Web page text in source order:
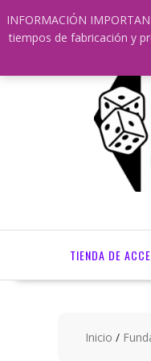
INFORMACIÓN
tiempos de fabricación y
contenido
609241475 SOLO
TIENDA DE
Inicio /